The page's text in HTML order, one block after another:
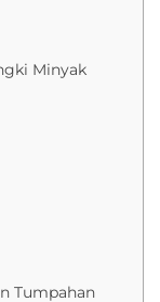
Minyak
Tumpahan